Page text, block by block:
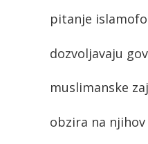
pitanje
dozvoljavaju
muslimanske
obzira na